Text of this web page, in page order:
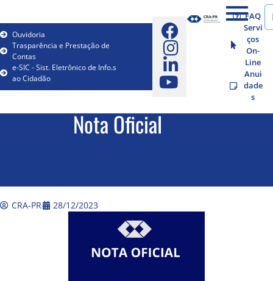
Ouvidoria
Trasparência e Prestação de
Contas
e-SIC - Sist. Eletrônico de Info.s
ao Cidadão
FAQ
Servi
ços
On-
Line
Anui
dade
s
Nota Oficial
CRA-PR 28/12/2023